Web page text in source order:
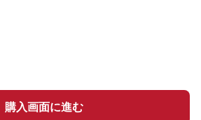
購入画面に進む